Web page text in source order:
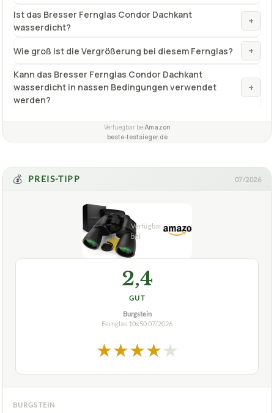
Ist das Bresser Fernglas Condor Dachkant
wasserdicht?
+
Wie groß ist die Vergrößerung bei diesem Fernglas? +
Kann das Bresser Fernglas Condor Dachkant
wasserdicht in nassen Bedingungen verwendet
werden?
+
Verfuegbar beiAmazon
beste-testsieger.de
💰 PREIS-TIPP 07/2026
2,4
GUT
Burgstein
Fernglas 10x5007/2026
★★★★★
BURGSTEIN